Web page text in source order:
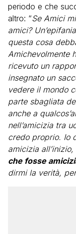
periodo e che
altro: “Se Amici
amici?
questa cosa
Amichevolmente
ricevuto un
insegnato un
vedere il mondo
parte sbagliata
anche a
nell’amicizia tra
credo proprio. Io
amicizia
che fosse
dirmi la verità,